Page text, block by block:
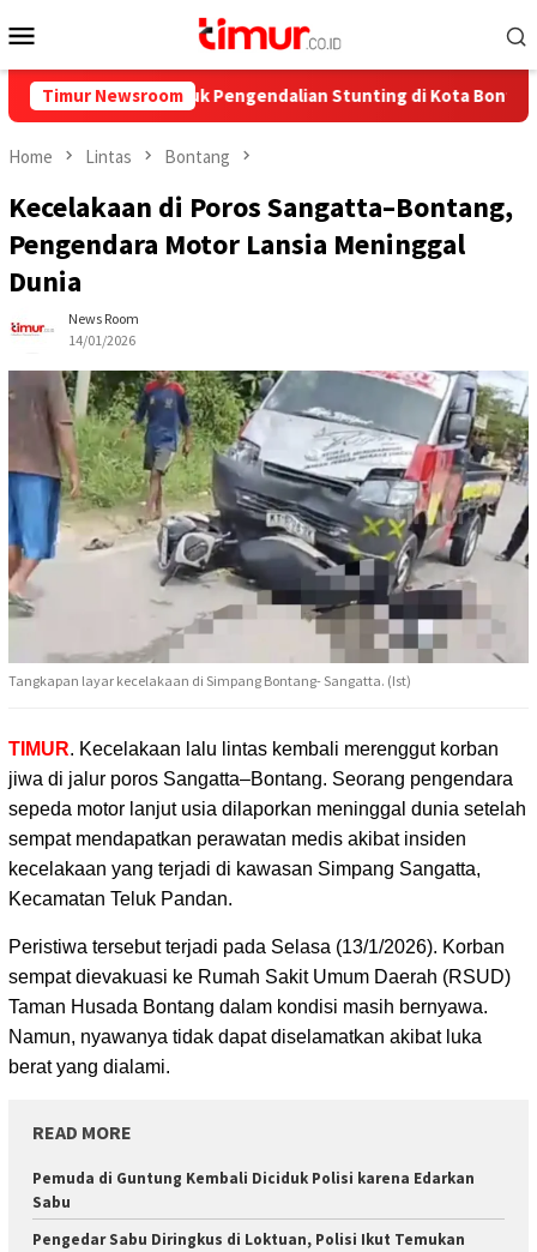
to
Menu
Timur Newsroom
Juta untuk Pengendalian Stunting di Kota Bontang
Home Lintas Bontang
Kecelakaan di Poros Sangatta–Bontang,
Pengendara Motor Lansia Meninggal
Dunia
News Room
14/01/2026
Tangkapan layar kecelakaan di Simpang Bontang- Sangatta. (Ist)
TIMUR. Kecelakaan lalu lintas kembali merenggut korban
jiwa di jalur poros Sangatta–Bontang. Seorang pengendara
sepeda motor lanjut usia dilaporkan meninggal dunia setelah
sempat mendapatkan perawatan medis akibat insiden
kecelakaan yang terjadi di kawasan Simpang Sangatta,
Kecamatan Teluk Pandan.
Peristiwa tersebut terjadi pada Selasa (13/1/2026). Korban
sempat dievakuasi ke Rumah Sakit Umum Daerah (RSUD)
Taman Husada Bontang dalam kondisi masih bernyawa.
Namun, nyawanya tidak dapat diselamatkan akibat luka
berat yang dialami.
READ MORE
Pemuda di Guntung Kembali Diciduk Polisi karena Edarkan
Sabu
Pengedar Sabu Diringkus di Loktuan, Polisi Ikut Temukan